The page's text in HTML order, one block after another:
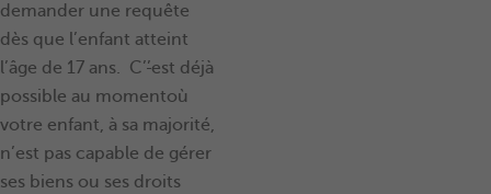
demander une requête
dès que l’enfant atteint
l’âge de 17 ans. C’’est déjà
possible au momentoù
votre enfant, à sa majorité,
n’est pas capable de gérer
ses biens ou ses droits